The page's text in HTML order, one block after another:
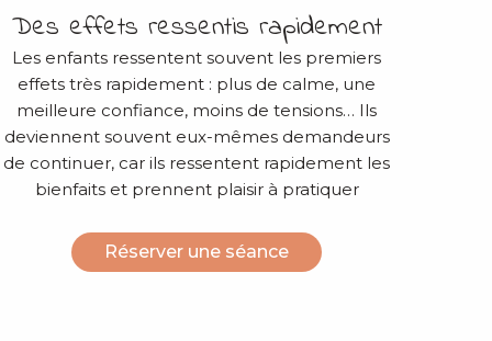
Des effets ressentis rapidement
Les enfants ressentent souvent les premiers
effets très rapidement : plus de calme, une
meilleure confiance, moins de tensions… Ils
deviennent souvent eux-mêmes demandeurs
de continuer, car ils ressentent rapidement les
bienfaits et prennent plaisir à pratiquer
Réserver une séance